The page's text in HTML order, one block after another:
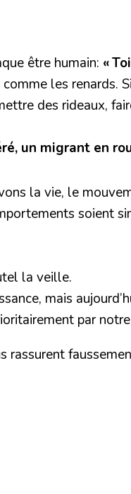
être humain: «
les renards.
des rideaux,
un migrant en
la vie, le
soient
la veille.
mais
par notre
rassurent